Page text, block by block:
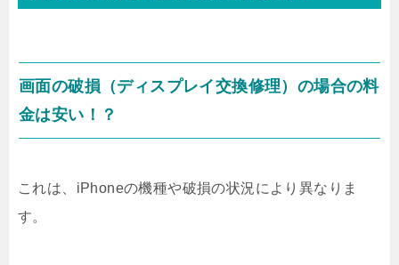
画面の破損（ディスプレイ交換修理）の場合の料
金は安い！？
これは、iPhoneの機種や破損の状況により異なりま
す。